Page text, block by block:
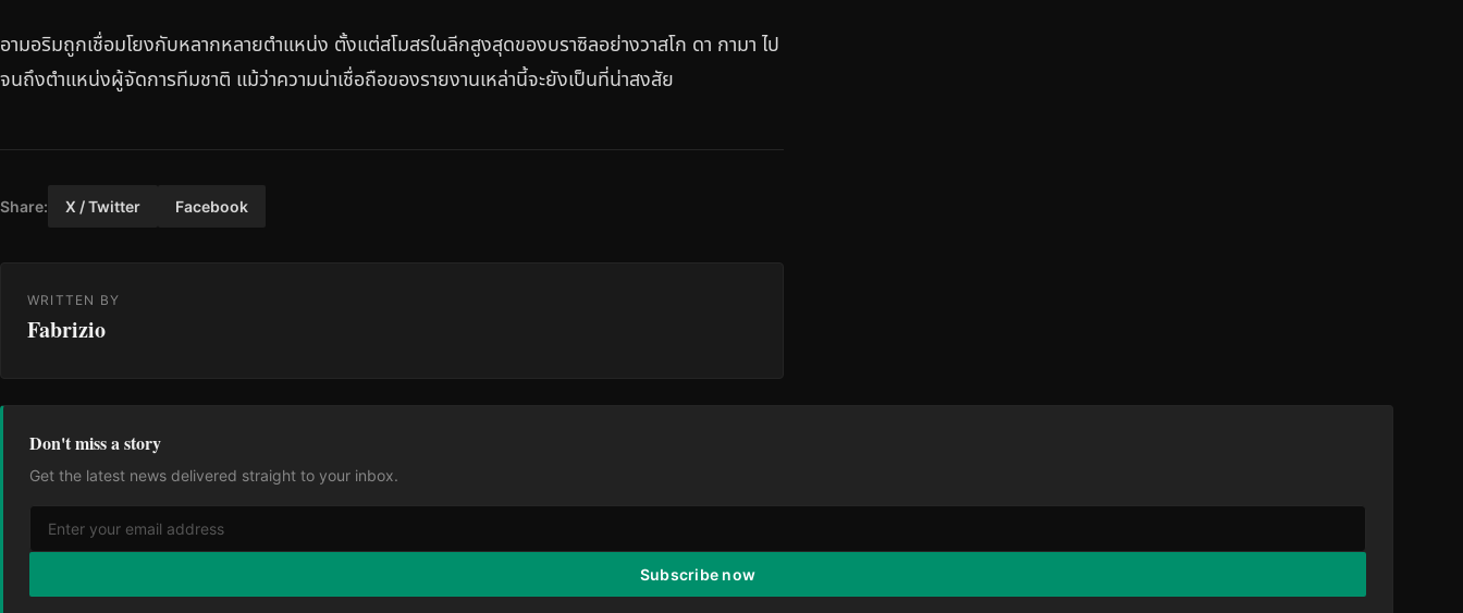
อามอริมถูกเชื่อมโยงกับหลากหลายตำแหน่ง ตั้งแต่สโมสรในลีกสูงสุดของบราซิลอย่างวาสโก ดา กามา ไป
จนถึงตำแหน่งผู้จัดการทีมชาติ แม้ว่าความน่าเชื่อถือของรายงานเหล่านี้จะยังเป็นที่น่าสงสัย
Share: X / Twitter Facebook
WRITTEN BY
Fabrizio
Don't miss a story
Get the latest news delivered straight to your inbox.
Subscribe now